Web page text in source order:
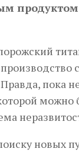
продуктом
пока
можно
новых